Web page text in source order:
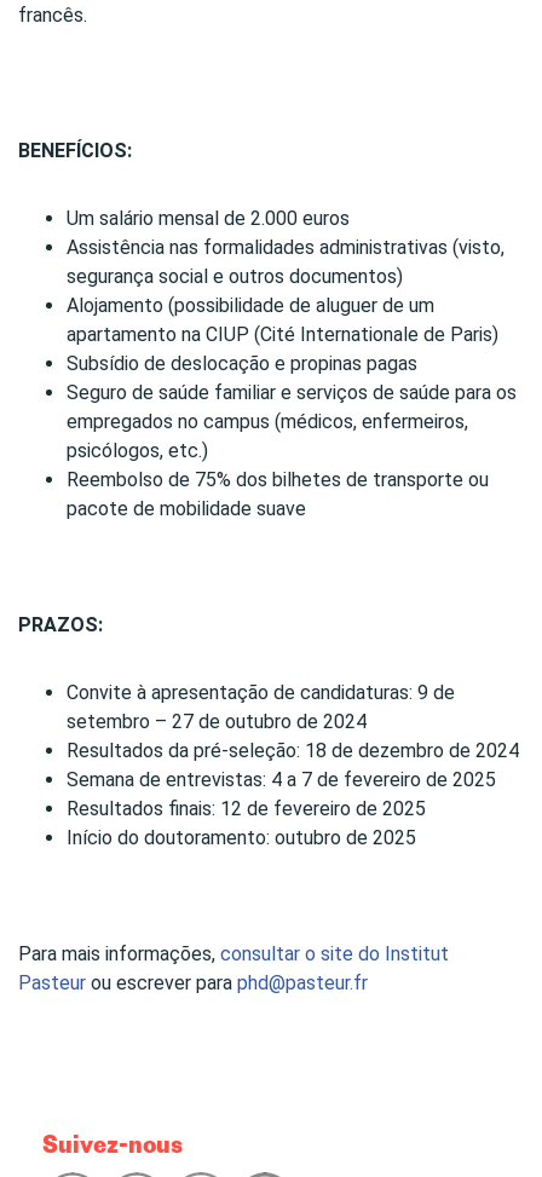
francês.
BENEFÍCIOS:
Um salário mensal de 2.000 euros
Assistência nas formalidades administrativas (visto,
segurança social e outros documentos)
Alojamento (possibilidade de aluguer de um
apartamento na CIUP (Cité Internationale de Paris)
Subsídio de deslocação e propinas pagas
Seguro de saúde familiar e serviços de saúde para os
empregados no campus (médicos, enfermeiros,
psicólogos, etc.)
Reembolso de 75% dos bilhetes de transporte ou
pacote de mobilidade suave
PRAZOS:
Convite à apresentação de candidaturas: 9 de
setembro – 27 de outubro de 2024
Resultados da pré-seleção: 18 de dezembro de 2024
Semana de entrevistas: 4 a 7 de fevereiro de 2025
Resultados finais: 12 de fevereiro de 2025
Início do doutoramento: outubro de 2025
Para mais informações, consultar o site do Institut
Pasteur ou escrever para phd@pasteur.fr
Suivez-nous